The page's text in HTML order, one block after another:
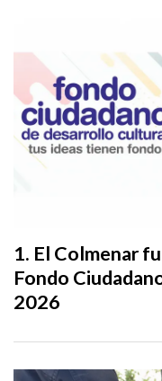
El Colmenar
Fondo
2026